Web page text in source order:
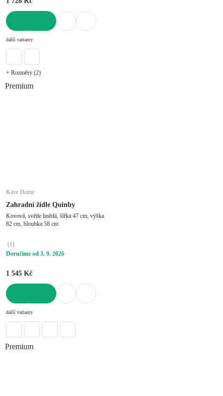
další varianty
+ Rozměry (2)
Premium
Kave Home
Zahradní židle Quinby
Kovová, světle hnědá, šířka 47 cm, výška
82 cm, hloubka 58 cm
(1)
Doručíme od 3. 9. 2026
1 545 Kč
další varianty
Premium